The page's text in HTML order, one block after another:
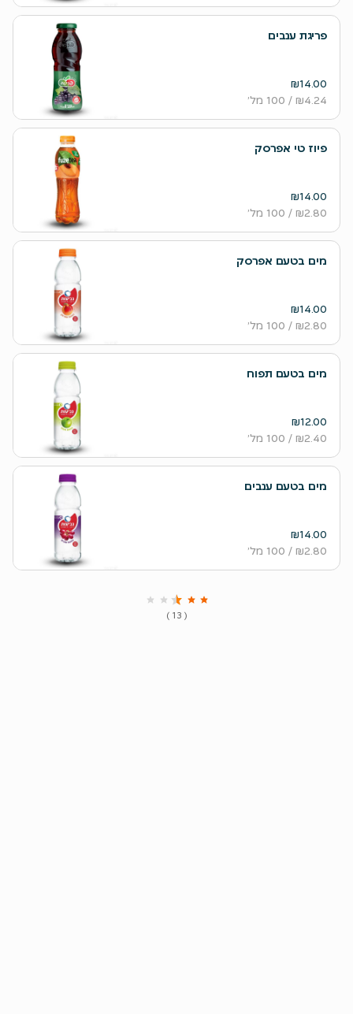
פריגת ענבים
₪14.00
₪4.24 / 100 מל׳
פיוז טי אפרסק
₪14.00
₪2.80 / 100 מל׳
מים בטעם אפרסק
₪14.00
₪2.80 / 100 מל׳
מים בטעם תפוח
₪12.00
₪2.40 / 100 מל׳
מים בטעם ענבים
₪14.00
₪2.80 / 100 מל׳
( 13 )